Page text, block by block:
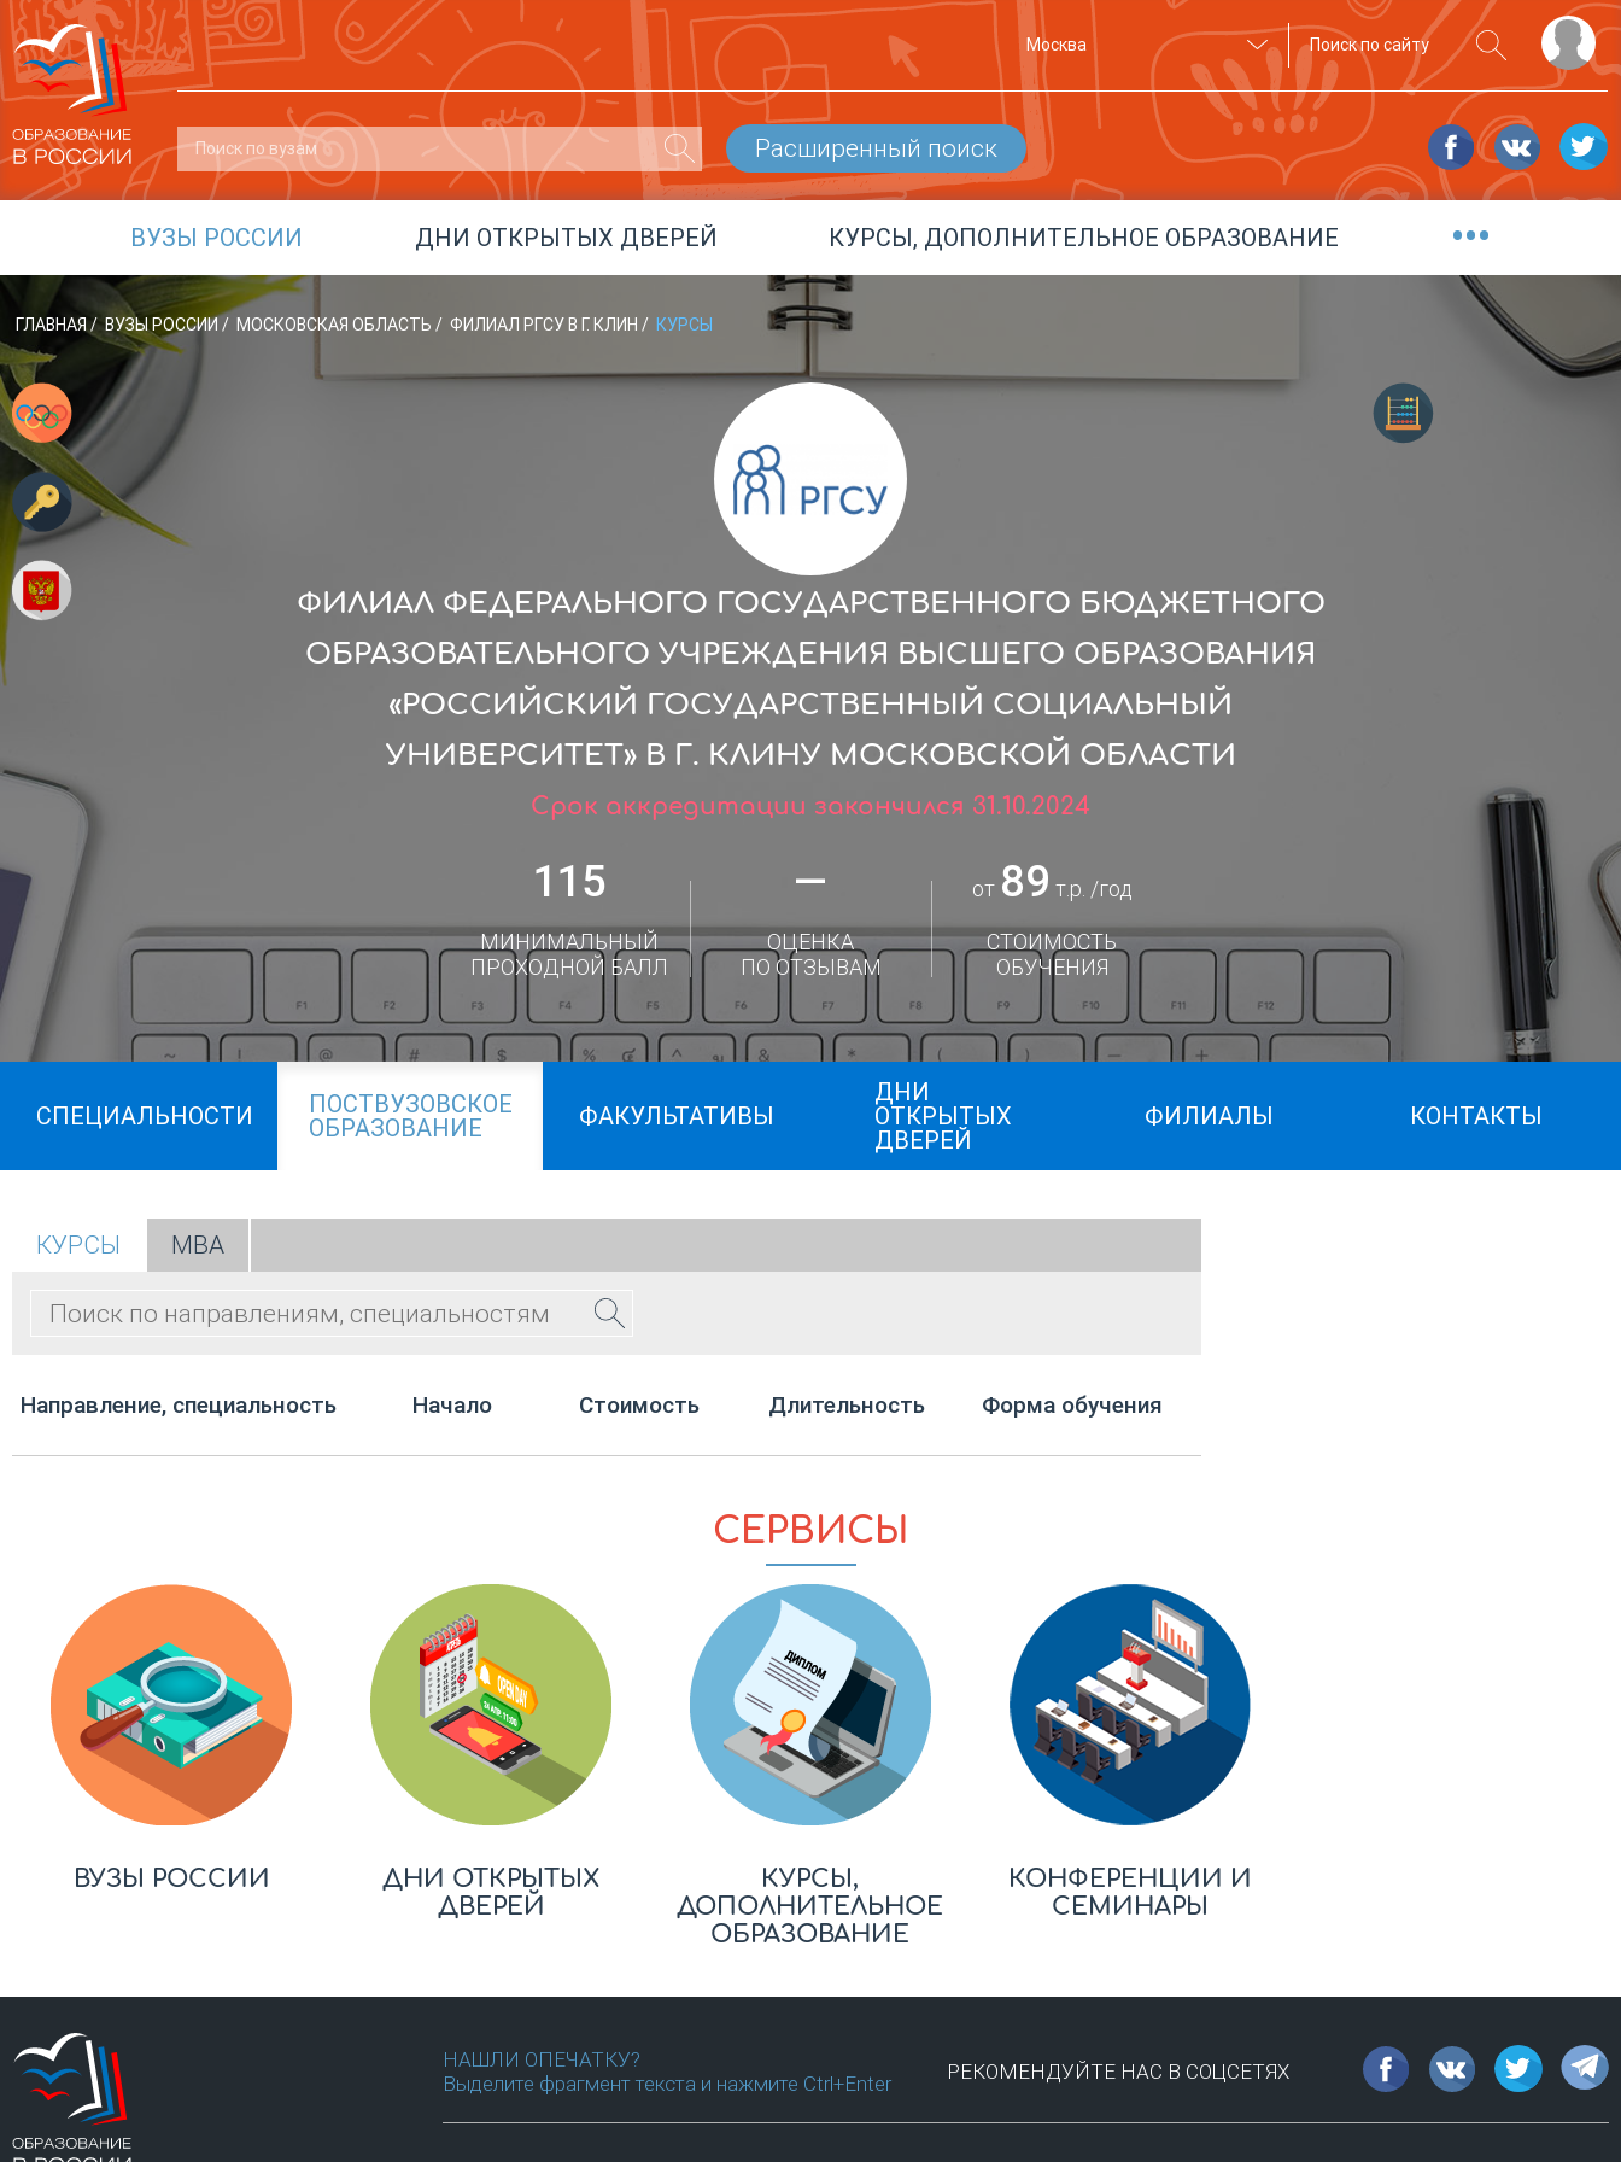
Москва
Расширенный поиск
ВУЗЫ РОССИИ ДНИ ОТКРЫТЫХ ДВЕРЕЙ КУРСЫ, ДОПОЛНИТЕЛЬНОЕ ОБРАЗОВАНИЕ •••
ГЛАВНАЯ/ ВУЗЫ РОССИИ / МОСКОВСКАЯ ОБЛАСТЬ / ФИЛИАЛ РГСУ В Г. КЛИН / КУРСЫ
ФИЛИАЛ ФЕДЕРАЛЬНОГО ГОСУДАРСТВЕННОГО БЮДЖЕТНОГО
ОБРАЗОВАТЕЛЬНОГО УЧРЕЖДЕНИЯ ВЫСШЕГО ОБРАЗОВАНИЯ
«РОССИЙСКИЙ ГОСУДАРСТВЕННЫЙ СОЦИАЛЬНЫЙ
УНИВЕРСИТЕТ» В Г. КЛИНУ МОСКОВСКОЙ ОБЛАСТИ
Срок аккредитации закончился 31.10.2024
115
МИНИМАЛЬНЫЙ
ПРОХОДНОЙ БАЛЛ
—
ОЦЕНКА
ПО ОТЗЫВАМ
от 89 т.р. /год
СТОИМОСТЬ
ОБУЧЕНИЯ
СПЕЦИАЛЬНОСТИ
ПОСТВУЗОВСКОЕ
ОБРАЗОВАНИЕ
ФАКУЛЬТАТИВЫ
ДНИ
ОТКРЫТЫХ
ДВЕРЕЙ
ФИЛИАЛЫ КОНТАКТЫ
КУРСЫ МВА
Направление, специальность Начало Стоимость Длительность Форма обучения
СЕРВИСЫ
ВУЗЫ РОССИИ
ДНИ ОТКРЫТЫХ
ДВЕРЕЙ
КУРСЫ,
ДОПОЛНИТЕЛЬНОЕ
ОБРАЗОВАНИЕ
КОНФЕРЕНЦИИ И
СЕМИНАРЫ
НАШЛИ ОПЕЧАТКУ?
Выделите фрагмент текста и нажмите Ctrl+Enter
РЕКОМЕНДУЙТЕ НАС В СОЦСЕТЯХ